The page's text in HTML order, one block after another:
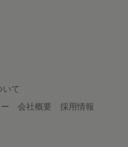
て
会社概要
採用情報